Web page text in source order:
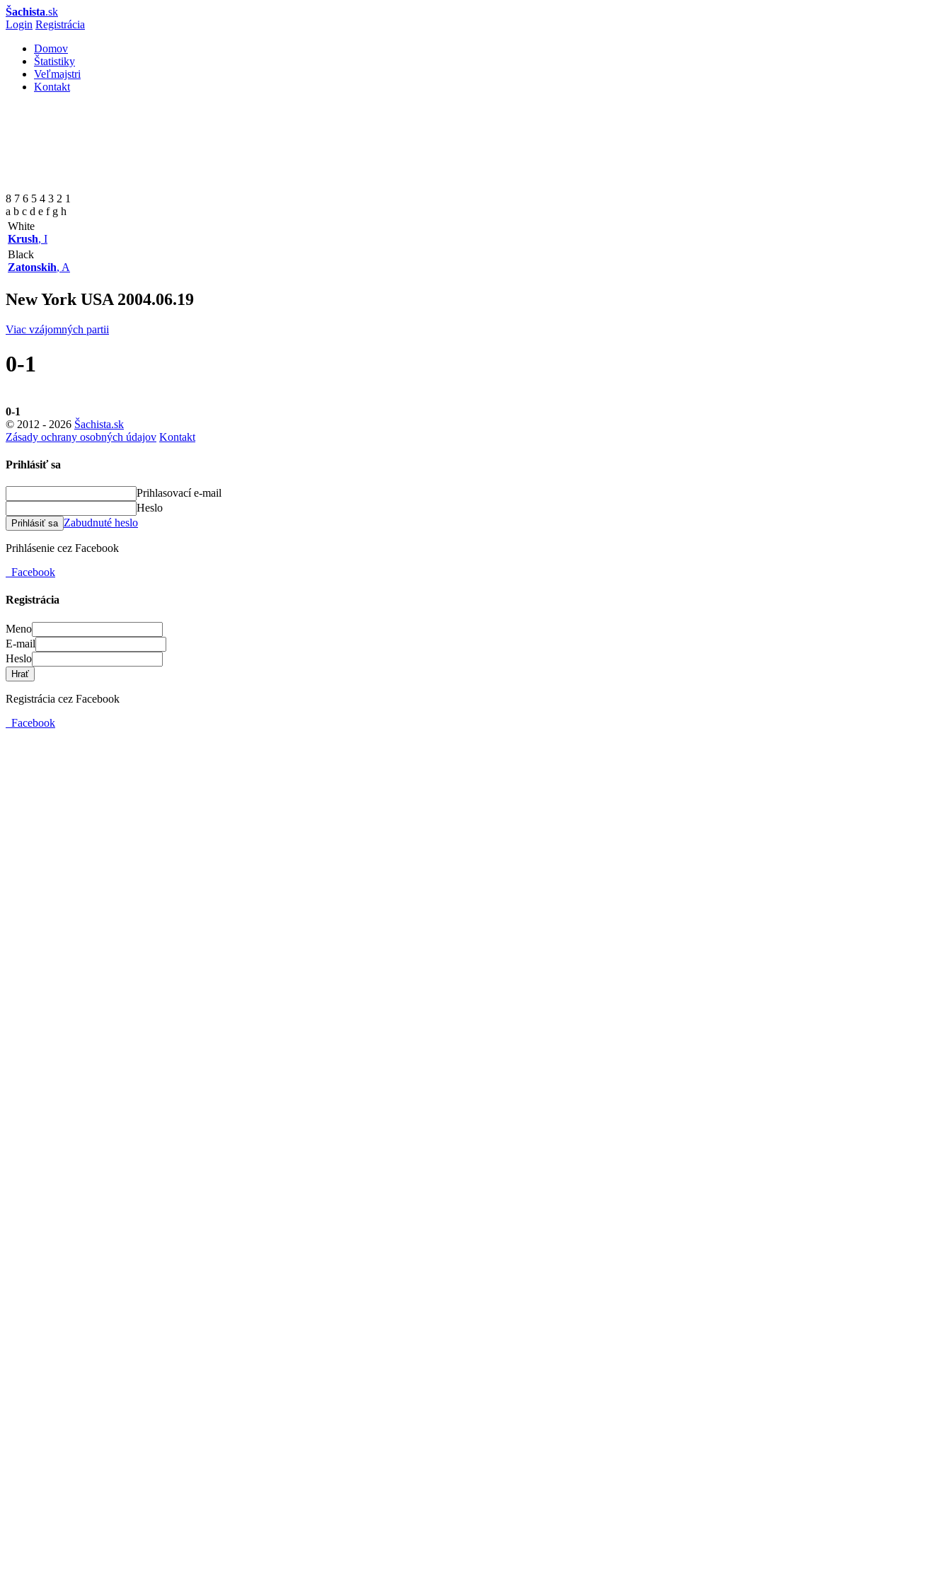
Šachista.sk
Login Registrácia
Domov
Štatistiky
Veľmajstri
Kontakt
8 7 6 5 4 3 2 1
a b c d e f g h
White
Krush, I
Black
Zatonskih, A
New York USA 2004.06.19
Viac vzájomných partii
0-1
0-1
© 2012 - 2026 Šachista.sk
Zásady ochrany osobných údajov Kontakt
Prihlásiť sa
Prihlasovací e-mail
Heslo
Prihlásiť sa Zabudnuté heslo
Prihlásenie cez Facebook
Facebook
Registrácia
Meno
E-mail
Heslo
Hrať
Registrácia cez Facebook
Facebook